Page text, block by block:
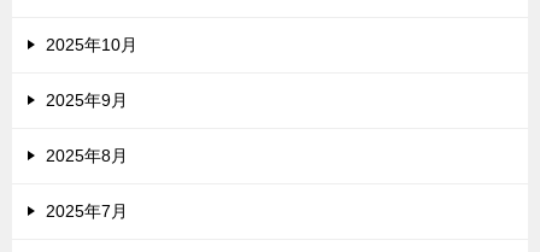
2025年10月
2025年9月
2025年8月
2025年7月